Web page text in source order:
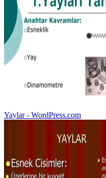
Yaylar - WordPress.com